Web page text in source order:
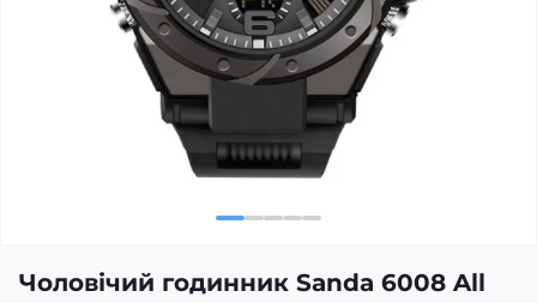
Чоловічий годинник Sanda 6008 All